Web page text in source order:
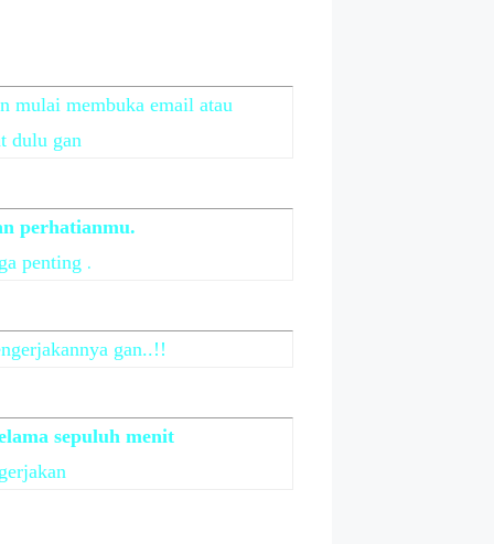
mulai membuka email atau
dulu gan
perhatianmu.
penting .
gan..!!
sepuluh menit